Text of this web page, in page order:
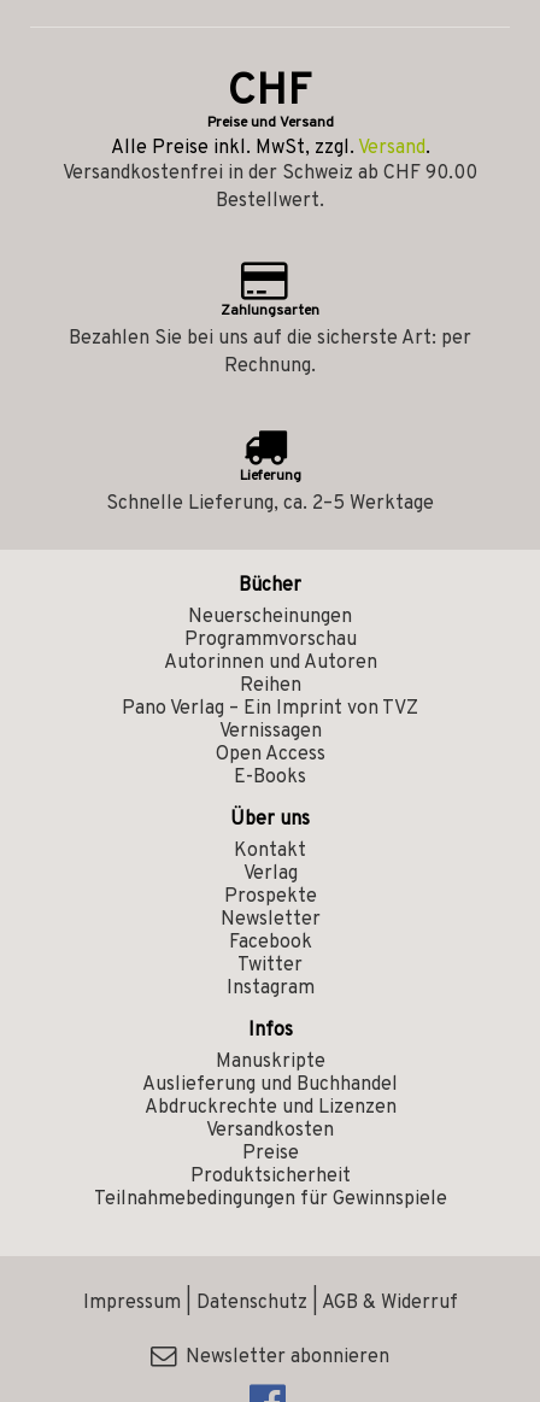
CHF
Preise und Versand
Alle Preise inkl. MwSt, zzgl. Versand.
Versandkostenfrei in der Schweiz ab CHF 90.00
Bestellwert.
Zahlungsarten
Bezahlen Sie bei uns auf die sicherste Art: per
Rechnung.
Lieferung
Schnelle Lieferung, ca. 2–5 Werktage
Bücher
Neuerscheinungen
Programmvorschau
Autorinnen und Autoren
Reihen
Pano Verlag – Ein Imprint von TVZ
Vernissagen
Open Access
E-Books
Über uns
Kontakt
Verlag
Prospekte
Newsletter
Facebook
Twitter
Instagram
Infos
Manuskripte
Auslieferung und Buchhandel
Abdruckrechte und Lizenzen
Versandkosten
Preise
Produktsicherheit
Teilnahmebedingungen für Gewinnspiele
Impressum Datenschutz AGB & Widerruf
Newsletter abonnieren